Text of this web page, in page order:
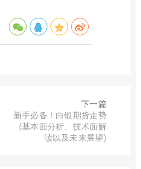
下一篇
新手必备！白银期货走势
(基本面分析、技术面解
读以及未来展望)